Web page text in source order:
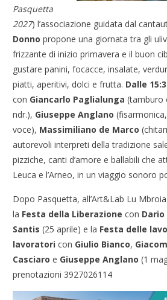
Pasquetta
2027) l’associazione guidata dal
Donnopropone una giornata tra gli
frizzante di inizio primavera e il buon
gustare panini, focacce, insalate,
piatti, aperitivi, dolci e frutta. Dalle
con Giancarlo Paglialunga(tamburo
ndr.), Giuseppe Anglano
voce), Massimiliano de Marco
autorevoli interpreti della tradizione
pizziche, canti d’amore e ballabili che
Leuca e l’Arneo, in un viaggio sonoro
Dopo Pasquetta, all’Art&Lab Lu
la Festa della Liberazione con
Santis (25 aprile) e la Festa delle
lavoratori con Giulio Bianco,
Casciaro e Giuseppe Anglano (1
prenotazioni 3927026114